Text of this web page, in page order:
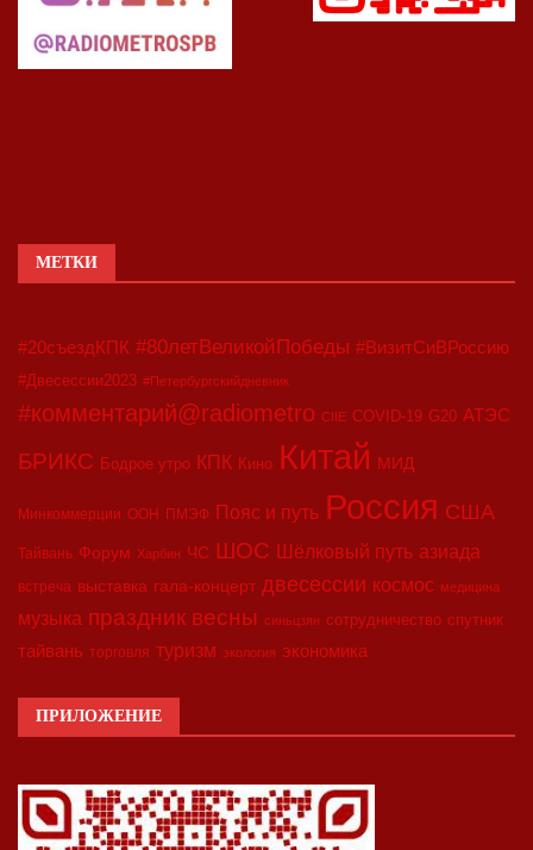
МЕТКИ
#20съездКПК #80летВеликойПобеды #ВизитСиВРоссию
#Двесессии2023 #Петербургскийдневник
#комментарий@radiometro CIIE COVID-19 G20 АТЭС
БРИКС Бодрое утро КПК Кино Китай МИД
Минкоммерции ООН ПМЭФ Пояс и путь Россия США
Тайвань Форум Харбин ЧС ШОС Шёлковый путь азиада
встреча выставка гала-концерт двесессии космос медицина
музыка праздник весны синьцзян сотрудничество спутник
тайвань торговля туризм экология экономика
ПРИЛОЖЕНИЕ